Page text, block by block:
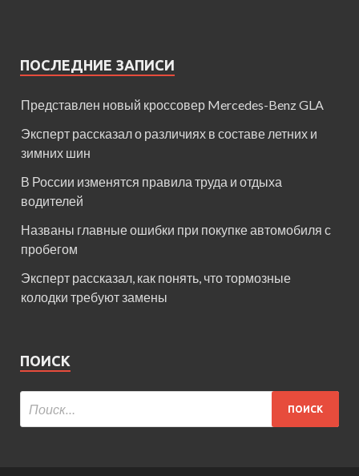
ПОСЛЕДНИЕ ЗАПИСИ
Представлен новый кроссовер Mercedes-Benz GLA
Эксперт рассказал о различиях в составе летних и
зимних шин
В России изменятся правила труда и отдыха
водителей
Названы главные ошибки при покупке автомобиля с
пробегом
Эксперт рассказал, как понять, что тормозные
колодки требуют замены
ПОИСК